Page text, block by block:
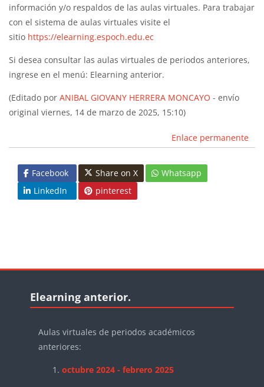
información y/o respaldos de las aulas virtuales. Para trabajar
con el sistema de aulas virtuales visite el
sitio https://elearning.espoch.edu.ec
Si desea consultar las aulas virtuales de periodos anteriores,
ingrese en el menú: Elearning anterior.
(Editado por ANIBAL GIOVANY HERRERA MONCAYO - envío
original viernes, 14 de marzo de 2025, 15:10)
Enlace permanente
Facebook Share on X
Whatsapp
LinkedIn
pinterest
Bloques
Elearning anterior.
Aulas virtuales de periodos académicos
anteriores:
octubre 2024 - febrero 2025